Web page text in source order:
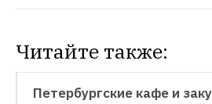
Читайте также:
НОВОСТИ
Петербургские кафе и